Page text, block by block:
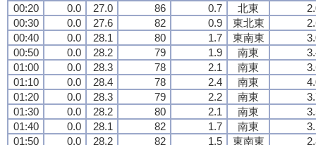
00:20
0.0 27.0 86 0.7 北東
00:30
0.0 27.6 82 0.9 東北東
00:40
0.0 28.1 80 1.7 東南東
00:50
0.0 28.2 79 1.9 南東
01:00
0.0 28.3 78 2.1 南東
01:10
0.0 28.4 78 2.4 南東
01:20
0.0 28.3 79 2.2 南東
01:30
0.0 28.2 80 2.1 南東
01:40
0.0 28.1 82 1.7 南東
01:50
0.0 28.2 82 1.5 東南東